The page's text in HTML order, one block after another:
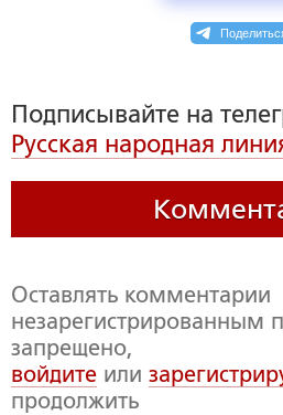
Подписывайте на
Русская народная
Оставлять комментарии
незарегистрированным
запрещено,
войдите или
продолжить